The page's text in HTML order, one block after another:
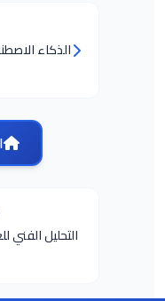
الذكاء
التحليل الفني